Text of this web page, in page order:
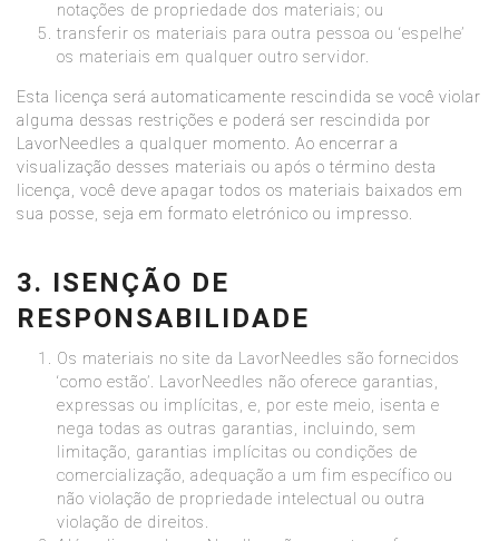
notações de propriedade dos materiais; ou
transferir os materiais para outra pessoa ou ‘espelhe’
os materiais em qualquer outro servidor.
Esta licença será automaticamente rescindida se você violar
alguma dessas restrições e poderá ser rescindida por
LavorNeedles a qualquer momento. Ao encerrar a
visualização desses materiais ou após o término desta
licença, você deve apagar todos os materiais baixados em
sua posse, seja em formato eletrónico ou impresso.
3. ISENÇÃO DE
RESPONSABILIDADE
Os materiais no site da LavorNeedles são fornecidos
‘como estão’. LavorNeedles não oferece garantias,
expressas ou implícitas, e, por este meio, isenta e
nega todas as outras garantias, incluindo, sem
limitação, garantias implícitas ou condições de
comercialização, adequação a um fim específico ou
não violação de propriedade intelectual ou outra
violação de direitos.